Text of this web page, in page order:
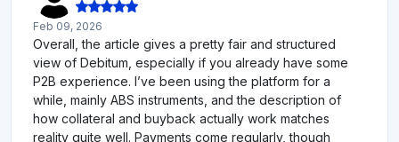
Feb 09, 2026
Overall, the article gives a pretty fair and structured
view of Debitum, especially if you already have some
P2B experience. I’ve been using the platform for a
while, mainly ABS instruments, and the description of
how collateral and buyback actually work matches
reality quite well. Payments come regularly, though